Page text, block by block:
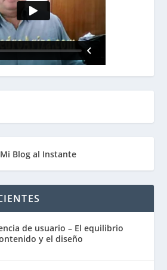
de usuario – El equilibrio
y el diseño